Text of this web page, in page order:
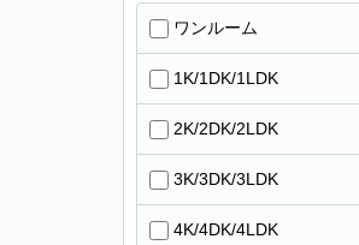
ワンルーム
1K/1DK/1LDK
2K/2DK/2LDK
3K/3DK/3LDK
4K/4DK/4LDK